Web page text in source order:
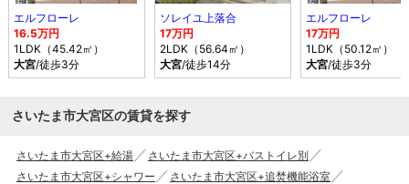
エルフローレ
16.5万円
1LDK（45.42㎡）
大宮/徒歩3分
ソレイユ上落合
17万円
2LDK（56.64㎡）
大宮/徒歩14分
エルフローレ
17万円
1LDK（50.12㎡）
大宮/徒歩3分
さいたま市大宮区の賃貸を探す
さいたま市大宮区+給湯
さいたま市大宮区+バストイレ別
さいたま市大宮区+シャワー
さいたま市大宮区+追焚機能浴室